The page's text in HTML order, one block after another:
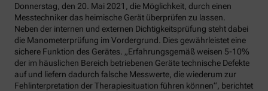
Donnerstag, den 20. Mai 2021, die Möglichkeit, durch einen
Messtechniker das heimische Gerät überprüfen zu lassen.
Neben der internen und externen Dichtigkeitsprüfung steht dabei
die Manometerprüfung im Vordergrund. Dies gewährleistet eine
sichere Funktion des Gerätes. „Erfahrungsgemäß weisen 5-10%
der im häuslichen Bereich betriebenen Geräte technische Defekte
auf und liefern dadurch falsche Messwerte, die wiederum zur
Fehlinterpretation der Therapiesituation führen können“, berichtet